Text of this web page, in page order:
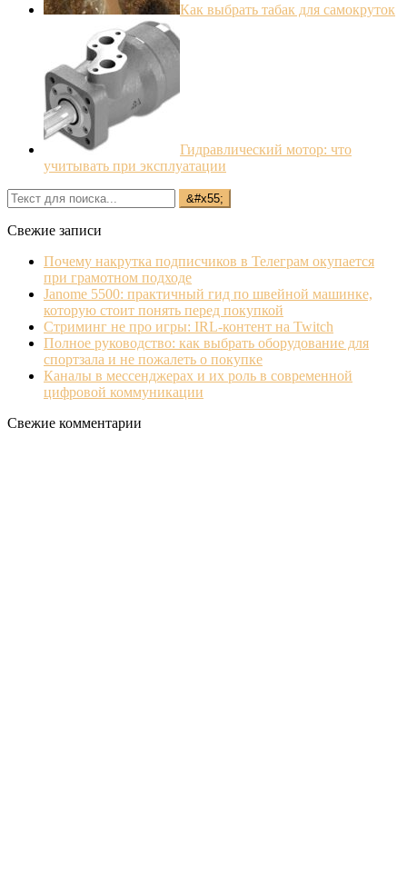
Как выбрать табак для самокруток
Гидравлический мотор: что
учитывать при эксплуатации
Свежие записи
Почему накрутка подписчиков в Телеграм окупается
при грамотном подходе
Janome 5500: практичный гид по швейной машинке,
которую стоит понять перед покупкой
Стриминг не про игры: IRL‐контент на Twitch
Полное руководство: как выбрать оборудование для
спортзала и не пожалеть о покупке
Каналы в мессенджерах и их роль в современной
цифровой коммуникации
Свежие комментарии